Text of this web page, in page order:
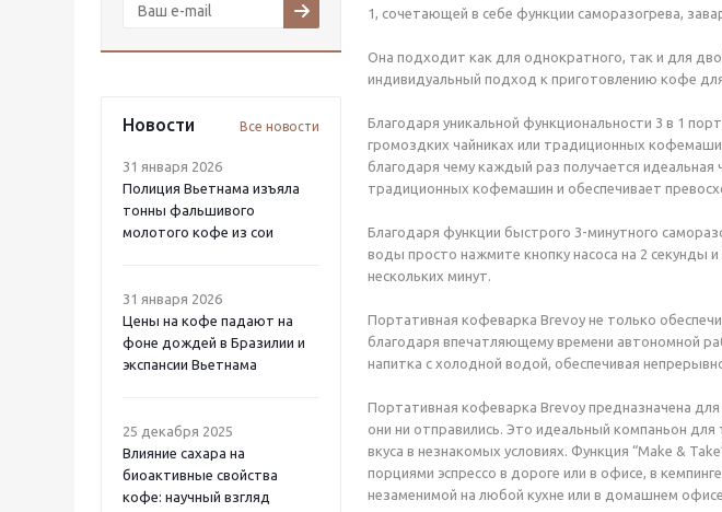
Новости Все новости
31 января 2026
Полиция Вьетнама изъяла
тонны фальшивого
молотого кофе из сои
31 января 2026
Цены на кофе падают на
фоне дождей в Бразилии и
экспансии Вьетнама
25 декабря 2025
Влияние сахара на
биоактивные свойства
кофе: научный взгляд
1, сочетающей в себе функции саморазогрева,
Она подходит как для однократного, так и для
индивидуальный подход к приготовлению кофе
Благодаря уникальной функциональности 3 в 1
громоздких чайниках или традиционных
благодаря чему каждый раз получается идеальная
традиционных кофемашин и обеспечивает
Благодаря функции быстрого 3-минутного
воды просто нажмите кнопку насоса на 2 секунды
нескольких минут.
Портативная кофеварка Brevoy не только
благодаря впечатляющему времени автономной
напитка с холодной водой, обеспечивая
Портативная кофеварка Brevoy предназначена
они ни отправились. Это идеальный компаньон
вкуса в незнакомых условиях. Функция “Make &
порциями эспрессо в дороге или в офисе, в
незаменимой на любой кухне или в домашнем